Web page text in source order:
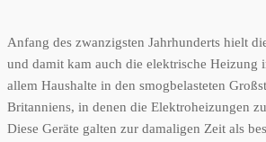
Anfang des zwanzigsten Jahrhunderts hielt
und damit kam auch die elektrische Heizung
allem Haushalte in den smogbelasteten
Britanniens, in denen die Elektroheizungen
Diese Geräte galten zur damaligen Zeit als